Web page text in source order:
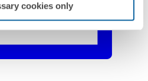
cookies only